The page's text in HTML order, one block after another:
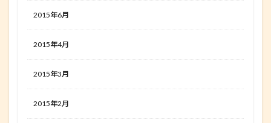
2015年6月
2015年4月
2015年3月
2015年2月